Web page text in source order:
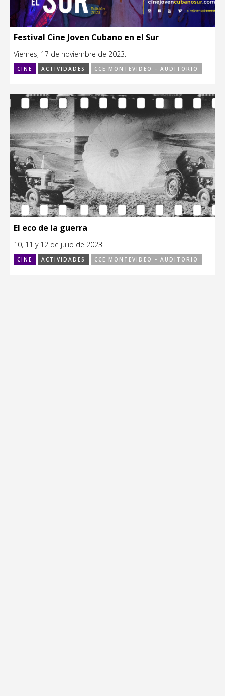
Festival Cine Joven Cubano en el Sur
Viernes, 17 de noviembre de 2023.
CINE ACTIVIDADES CCE MONTEVIDEO - AUDITORIO
El eco de la guerra
10, 11 y 12 de julio de 2023.
CINE ACTIVIDADES CCE MONTEVIDEO - AUDITORIO